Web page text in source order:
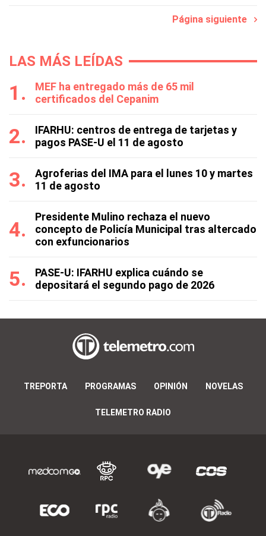
Página siguiente
LAS MÁS LEÍDAS
MEF ha entregado más de 65 mil
certificados del Cepanim
IFARHU: centros de entrega de tarjetas y
pagos PASE-U el 11 de agosto
Agroferias del IMA para el lunes 10 y martes
11 de agosto
Presidente Mulino rechaza el nuevo
concepto de Policía Municipal tras altercado
con exfuncionarios
PASE-U: IFARHU explica cuándo se
depositará el segundo pago de 2026
TREPORTA PROGRAMAS OPINIÓN NOVELAS
TELEMETRO RADIO